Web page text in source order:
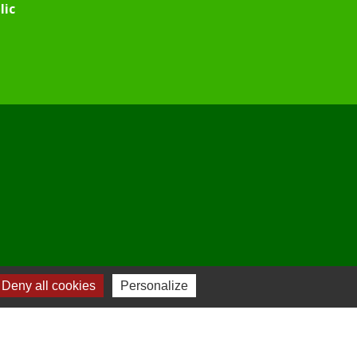
Deny all cookies Personalize